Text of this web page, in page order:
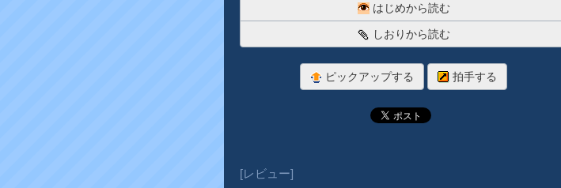
はじめから読む
しおりから読む
ピックアップする 拍手する
[レビュー]